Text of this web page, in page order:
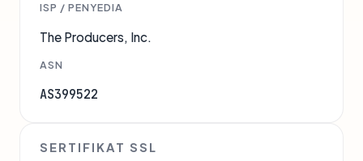
ISP / PENYEDIA
The Producers, Inc.
ASN
AS399522
SERTIFIKAT SSL